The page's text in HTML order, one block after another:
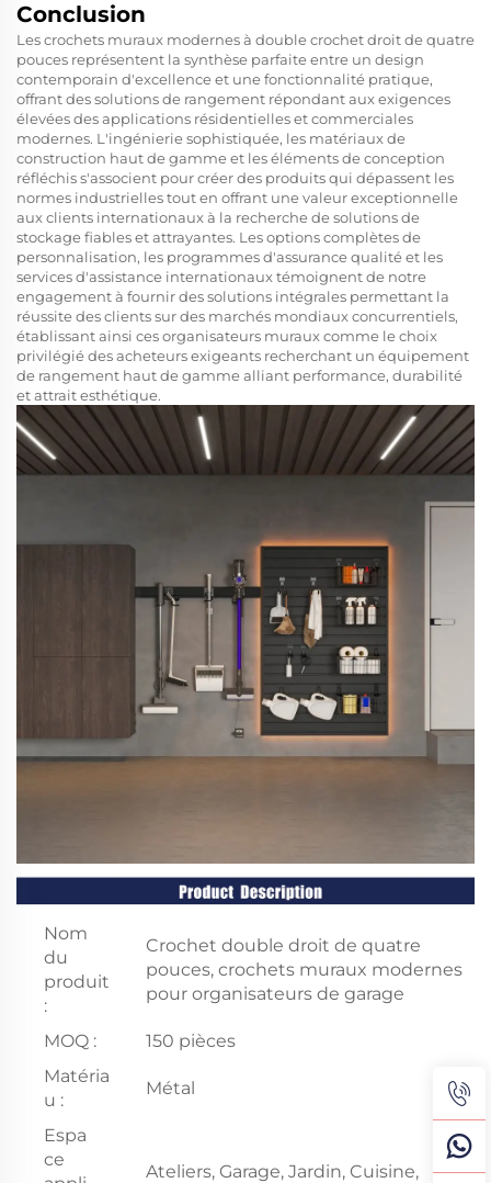
Conclusion
Les crochets muraux modernes à double crochet droit de quatre
pouces représentent la synthèse parfaite entre un design
contemporain d'excellence et une fonctionnalité pratique,
offrant des solutions de rangement répondant aux exigences
élevées des applications résidentielles et commerciales
modernes. L'ingénierie sophistiquée, les matériaux de
construction haut de gamme et les éléments de conception
réfléchis s'associent pour créer des produits qui dépassent les
normes industrielles tout en offrant une valeur exceptionnelle
aux clients internationaux à la recherche de solutions de
stockage fiables et attrayantes. Les options complètes de
personnalisation, les programmes d'assurance qualité et les
services d'assistance internationaux témoignent de notre
engagement à fournir des solutions intégrales permettant la
réussite des clients sur des marchés mondiaux concurrentiels,
établissant ainsi ces organisateurs muraux comme le choix
privilégié des acheteurs exigeants recherchant un équipement
de rangement haut de gamme alliant performance, durabilité
et attrait esthétique.
Nom
du
produit
:
Crochet double droit de quatre
pouces, crochets muraux modernes
pour organisateurs de garage
MOQ :
150 pièces
Matéria
u :
Métal
Espa
ce
Ateliers, Garage, Jardin, Cuisine,